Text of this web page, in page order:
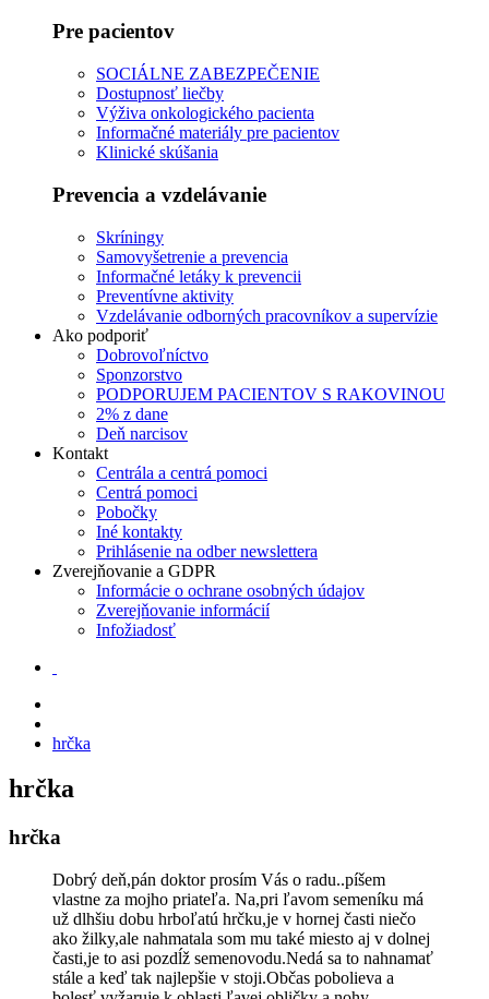
Pre pacientov
SOCIÁLNE ZABEZPEČENIE
Dostupnosť liečby
Výživa onkologického pacienta
Informačné materiály pre pacientov
Klinické skúšania
Prevencia a vzdelávanie
Skríningy
Samovyšetrenie a prevencia
Informačné letáky k prevencii
Preventívne aktivity
Vzdelávanie odborných pracovníkov a supervízie
Ako podporiť
Dobrovoľníctvo
Sponzorstvo
PODPORUJEM PACIENTOV S RAKOVINOU
2% z dane
Deň narcisov
Kontakt
Centrála a centrá pomoci
Centrá pomoci
Pobočky
Iné kontakty
Prihlásenie na odber newslettera
Zverejňovanie a GDPR
Informácie o ochrane osobných údajov
Zverejňovanie informácií
Infožiadosť
hrčka
hrčka
hrčka
Dobrý deň,pán doktor prosím Vás o radu..píšem
vlastne za mojho priateľa. Na,pri ľavom semeníku má
už dlhšiu dobu hrboľatú hrčku,je v hornej časti niečo
ako žilky,ale nahmatala som mu také miesto aj v dolnej
časti,je to asi pozdĺž semenovodu.Nedá sa to nahnamať
stále a keď tak najlepšie v stoji.Občas pobolieva a